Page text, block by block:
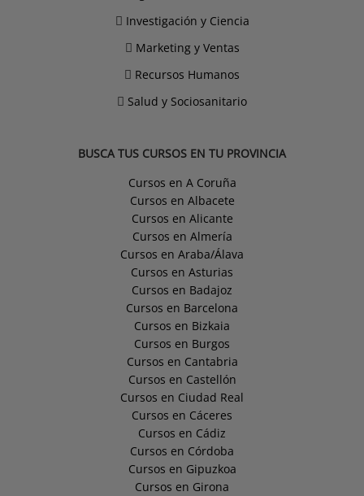
Investigación y Ciencia
Marketing y Ventas
Recursos Humanos
Salud y Sociosanitario
BUSCA TUS CURSOS EN TU PROVINCIA
Cursos en A Coruña
Cursos en Albacete
Cursos en Alicante
Cursos en Almería
Cursos en Araba/Álava
Cursos en Asturias
Cursos en Badajoz
Cursos en Barcelona
Cursos en Bizkaia
Cursos en Burgos
Cursos en Cantabria
Cursos en Castellón
Cursos en Ciudad Real
Cursos en Cáceres
Cursos en Cádiz
Cursos en Córdoba
Cursos en Gipuzkoa
Cursos en Girona